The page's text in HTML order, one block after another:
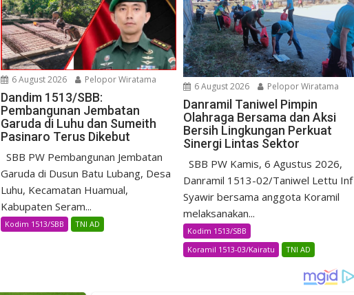
6 August 2026 Pelopor Wiratama
Dandim 1513/SBB:
Pembangunan Jembatan
Garuda di Luhu dan Sumeith
Pasinaro Terus Dikebut
SBB PW Pembangunan Jembatan
Garuda di Dusun Batu Lubang, Desa
Luhu, Kecamatan Huamual,
Kabupaten Seram...
Kodim 1513/SBB TNI AD
6 August 2026 Pelopor Wiratama
Danramil Taniwel Pimpin
Olahraga Bersama dan Aksi
Bersih Lingkungan Perkuat
Sinergi Lintas Sektor
SBB PW Kamis, 6 Agustus 2026,
Danramil 1513-02/Taniwel Lettu Inf
Syawir bersama anggota Koramil
melaksanakan...
Kodim 1513/SBB
Koramil 1513-03/Kairatu
TNI AD